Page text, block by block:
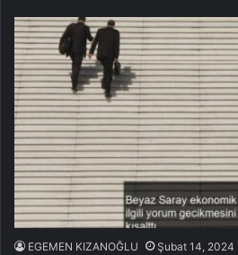
EGEMEN KIZANOĞLU Şubat 14, 2024